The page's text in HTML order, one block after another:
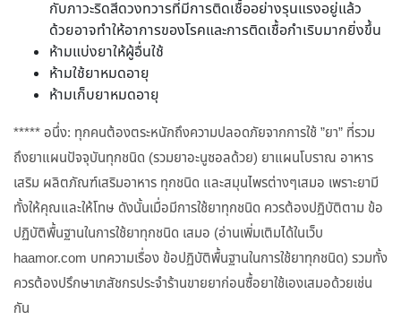
กับภาวะริดสีดวงทวารที่มีการติดเชื้ออย่างรุนแรงอยู่แล้ว
ด้วยอาจทำให้อาการของโรคและการติดเชื้อกำเริบมากยิ่งขึ้น
ห้ามแบ่งยาให้ผู้อื่นใช้
ห้ามใช้ยาหมดอายุ
ห้ามเก็บยาหมดอายุ
***** อนึ่ง: ทุกคนต้องตระหนักถึงความปลอดภัยจากการใช้ ”ยา” ที่รวม
ถึงยาแผนปัจจุบันทุกชนิด (รวมยาอะนูซอลด้วย) ยาแผนโบราณ อาหาร
เสริม ผลิตภัณฑ์เสริมอาหาร ทุกชนิด และสมุนไพรต่างๆเสมอ เพราะยามี
ทั้งให้คุณและให้โทษ ดังนั้นเมื่อมีการใช้ยาทุกชนิด ควรต้องปฏิบัติตาม ข้อ
ปฏิบัติพื้นฐานในการใช้ยาทุกชนิด เสมอ (อ่านเพิ่มเติมได้ในเว็บ
haamor.com บทความเรื่อง ข้อปฏิบัติพื้นฐานในการใช้ยาทุกชนิด) รวมทั้ง
ควรต้องปรึกษาเภสัชกรประจำร้านขายยาก่อนซื้อยาใช้เองเสมอด้วยเช่น
กัน